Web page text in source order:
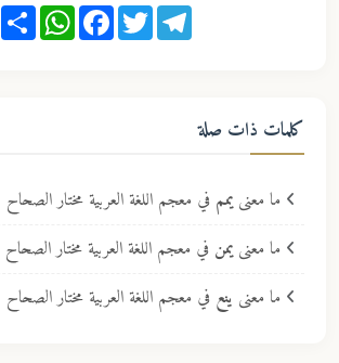
Share
WhatsAppFacebookTwitterTelegram
كلمات ذات صلة
ما معنىيمم في معجم اللغة العربية مختار الصحاح
ما معنىيمن في معجم اللغة العربية مختار الصحاح
ما معنى ينع في معجم اللغة العربية مختار الصحاح